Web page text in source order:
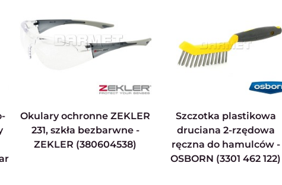
Okulary ochronne ZEKLER
231, szkła bezbarwne -
ZEKLER (380604538)
Szczotka plastikowa
druciana 2-rzędowa
ręczna do hamulców -
OSBORN (3301 462 122)